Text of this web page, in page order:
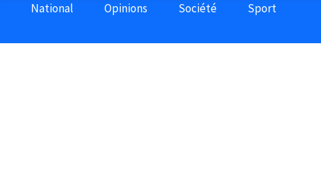
National Opinions Société Sport